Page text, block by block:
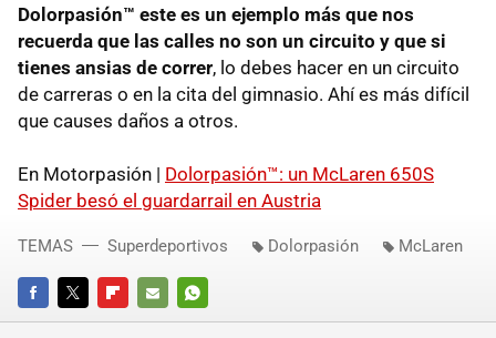
Dolorpasión™ este es un ejemplo más que nos
recuerda que las calles no son un circuito y que si
tienes ansias de correr, lo debes hacer en un circuito
de carreras o en la cita del gimnasio. Ahí es más difícil
que causes daños a otros.
En Motorpasión | Dolorpasión™: un McLaren 650S
Spider besó el guardarrail en Austria
FACEBOOKTWITTERFLIPBOARD
E-
WHATSAPP
TEMAS Superdeportivos Dolorpasión McLaren